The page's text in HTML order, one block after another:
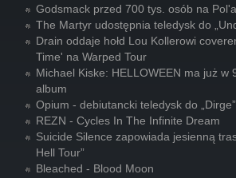
Godsmack przed 700 tys. osób na
The Martyr udostępnia teledysk do
Drain oddaje hołd Lou Kollerowi
Time' na Warped Tour
Michael Kiske: HELLOWEEN ma już w
album
Opium - debiutancki teledysk do „Dirge”
REZN - Cycles In The Infinite Dream
Suicide Silence zapowiada jesienną
Hell Tour”
Bleached - Blood Moon